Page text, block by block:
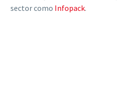
sector como Infopack.